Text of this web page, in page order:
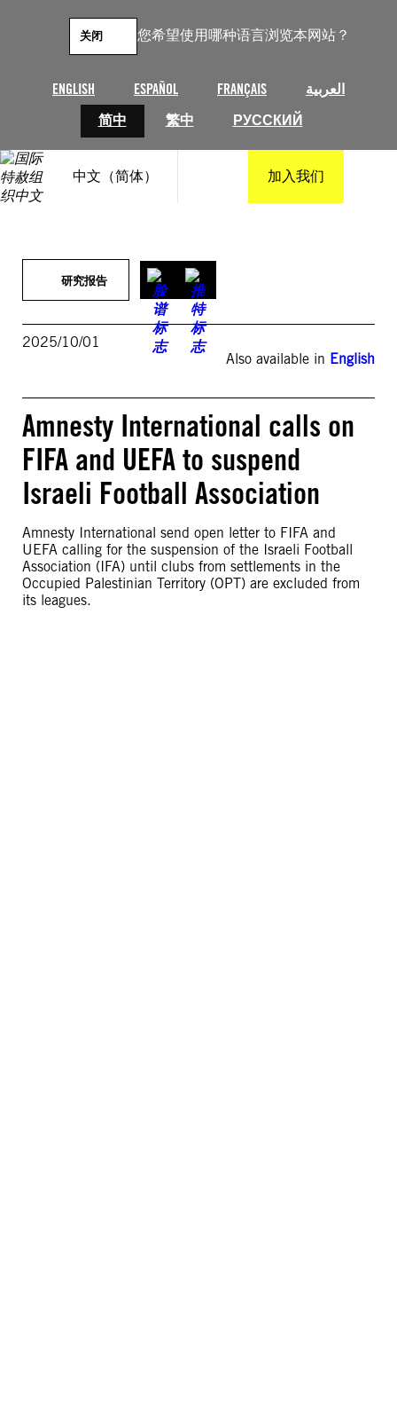
您希望使用哪种语言浏览本网站？
ENGLISH ESPAÑOL FRANÇAIS
العربية
简中
繁中 РУССКИЙ
关闭
中文（简体） 加入我们
研究报告
2025/10/01
Also available in English
Amnesty International calls on
FIFA and UEFA to suspend
Israeli Football Association
Amnesty International send open letter to FIFA and
UEFA calling for the suspension of the Israeli Football
Association (IFA) until clubs from settlements in the
Occupied Palestinian Territory (OPT) are excluded from
its leagues.